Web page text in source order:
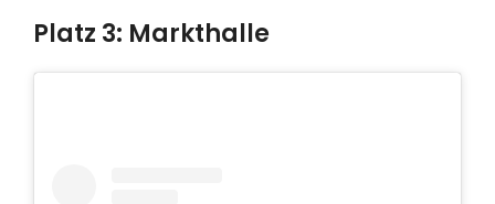
Platz 3: Markthalle